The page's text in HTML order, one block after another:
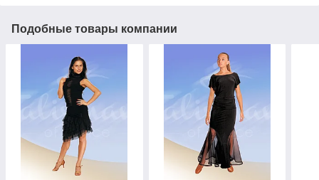
Подобные товары компании